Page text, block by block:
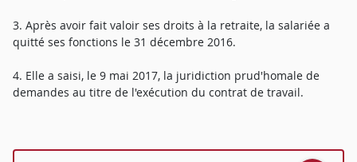
3. Après avoir fait valoir ses droits à la retraite, la salariée a
quitté ses fonctions le 31 décembre 2016.
4. Elle a saisi, le 9 mai 2017, la juridiction prud'homale de
demandes au titre de l'exécution du contrat de travail.